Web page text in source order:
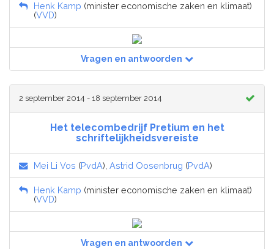
Henk Kamp (minister economische zaken en klimaat)
(VVD)
Vragen en antwoorden
2 september 2014 - 18 september 2014
Het telecombedrijf Pretium en het
schriftelijkheidsvereiste
Mei Li Vos (PvdA), Astrid Oosenbrug (PvdA)
Henk Kamp (minister economische zaken en klimaat)
(VVD)
Vragen en antwoorden